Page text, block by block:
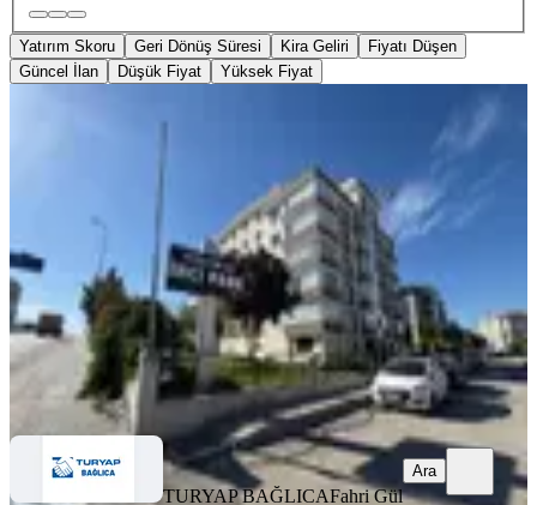
Yatırım Skoru Geri Dönüş Süresi Kira Geliri
Fiyatı Düşen
Güncel İlan
Düşük Fiyat Yüksek Fiyat
Ayyıldız Mahallesinde 3+1 Daire
Etimesgut, Ayyıldız Mahallesi
205 m²·1. Kat·08.08.2026
8.350.000 ₺
TURYAP BAĞLICA Fahri Gül
TURYAP BAĞLICAFahri Gül
Ara